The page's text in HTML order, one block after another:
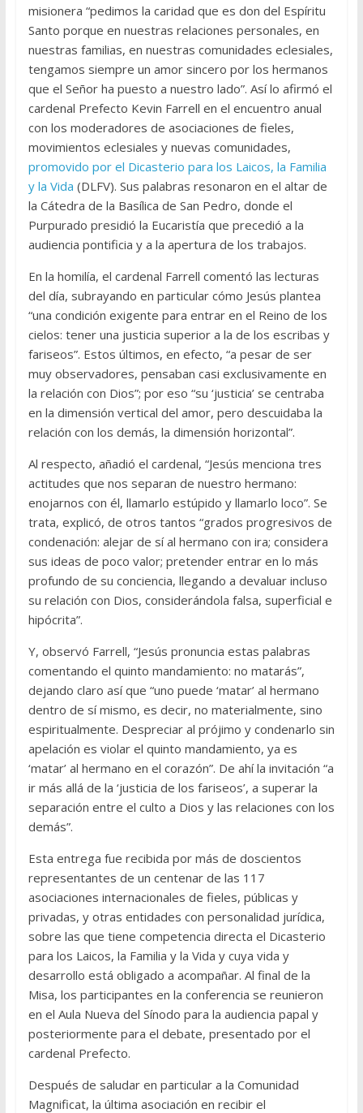
misionera “pedimos la caridad que es don del Espíritu
Santo porque en nuestras relaciones personales, en
nuestras familias, en nuestras comunidades eclesiales,
tengamos siempre un amor sincero por los hermanos
que el Señor ha puesto a nuestro lado”. Así lo afirmó el
cardenal Prefecto Kevin Farrell en el encuentro anual
con los moderadores de asociaciones de fieles,
movimientos eclesiales y nuevas comunidades,
promovido por el Dicasterio para los Laicos, la Familia
y la Vida (DLFV). Sus palabras resonaron en el altar de
la Cátedra de la Basílica de San Pedro, donde el
Purpurado presidió la Eucaristía que precedió a la
audiencia pontificia y a la apertura de los trabajos.
En la homilía, el cardenal Farrell comentó las lecturas
del día, subrayando en particular cómo Jesús plantea
“una condición exigente para entrar en el Reino de los
cielos: tener una justicia superior a la de los escribas y
fariseos”. Estos últimos, en efecto, “a pesar de ser
muy observadores, pensaban casi exclusivamente en
la relación con Dios”; por eso “su ‘justicia’ se centraba
en la dimensión vertical del amor, pero descuidaba la
relación con los demás, la dimensión horizontal”.
Al respecto, añadió el cardenal, “Jesús menciona tres
actitudes que nos separan de nuestro hermano:
enojarnos con él, llamarlo estúpido y llamarlo loco”. Se
trata, explicó, de otros tantos “grados progresivos de
condenación: alejar de sí al hermano con ira; considera
sus ideas de poco valor; pretender entrar en lo más
profundo de su conciencia, llegando a devaluar incluso
su relación con Dios, considerándola falsa, superficial e
hipócrita”.
Y, observó Farrell, “Jesús pronuncia estas palabras
comentando el quinto mandamiento: no matarás”,
dejando claro así que “uno puede ‘matar’ al hermano
dentro de sí mismo, es decir, no materialmente, sino
espiritualmente. Despreciar al prójimo y condenarlo sin
apelación es violar el quinto mandamiento, ya es
‘matar’ al hermano en el corazón”. De ahí la invitación “a
ir más allá de la ‘justicia de los fariseos’, a superar la
separación entre el culto a Dios y las relaciones con los
demás”.
Esta entrega fue recibida por más de doscientos
representantes de un centenar de las 117
asociaciones internacionales de fieles, públicas y
privadas, y otras entidades con personalidad jurídica,
sobre las que tiene competencia directa el Dicasterio
para los Laicos, la Familia y la Vida y cuya vida y
desarrollo está obligado a acompañar. Al final de la
Misa, los participantes en la conferencia se reunieron
en el Aula Nueva del Sínodo para la audiencia papal y
posteriormente para el debate, presentado por el
cardenal Prefecto.
Después de saludar en particular a la Comunidad
Magnificat, la última asociación en recibir el